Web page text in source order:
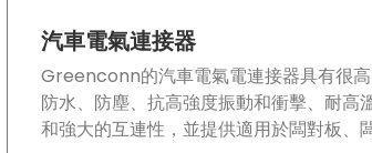
汽車電氣連接器
Greenconn的汽車電氣電連接器具有很
防水、防塵、抗高強度振動和衝擊、耐
和強大的互連性，並提供適用於闆對板、